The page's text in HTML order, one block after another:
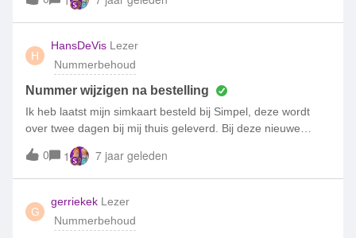
nummer dat ik van Simpel krijg?
heb wil ik mijn abonnement aan mijn zoon geven en zelf een
nieuwe telefoon plus abonnement afsluiten. Maar we willen
wel beide ons eigen telefoonnummer behouden. Kan dit? en
zoja .. hoe?
H
HansDeVis Lezer
Nummerbehoud
Nummer wijzigen na bestelling
Ik heb laatst mijn simkaart besteld bij Simpel, deze wordt
over twee dagen bij mij thuis geleverd. Bij deze nieuwe
simkaart krijg ik een nieuw telefoonnummer. Ik vroeg mij af
of het mogelijk is om de eerste maand mijn nieuwe nummer
te gebruiken en één maand later mijn oude Youfone
nummer over te zetten naar mijn simkaart van Simpel. Is er
iemand die hier het antwoord op heeft?
0 1 7 jaar geleden
G
gerriekek Lezer
Nummerbehoud